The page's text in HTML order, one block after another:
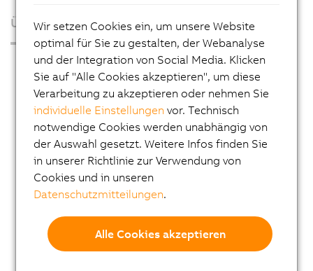
Über uns
Presse
AutoMates
E-Mail-Service von B&R
Karriere
Lehre
Kontakt
Impressum
Wir setzen Cookies ein, um unsere Website
optimal für Sie zu gestalten, der Webanalyse
und der Integration von Social Media. Klicken
Sie auf "Alle Cookies akzeptieren", um diese
Verarbeitung zu akzeptieren oder nehmen Sie
individuelle Einstellungen vor. Technisch
notwendige Cookies werden unabhängig von
der Auswahl gesetzt. Weitere Infos finden Sie
in unserer Richtlinie zur Verwendung von
Cookies und in unseren
Datenschutzmitteilungen.
Alle Cookies akzeptieren